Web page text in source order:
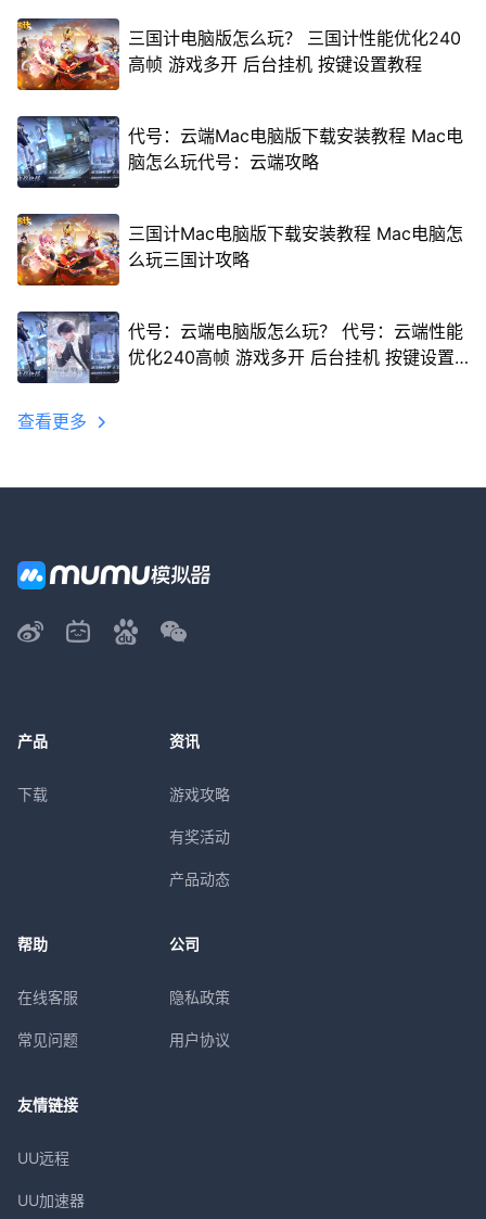
三国计电脑版怎么玩？ 三国计性能优化240
高帧 游戏多开 后台挂机 按键设置教程
代号：云端Mac电脑版下载安装教程 Mac电
脑怎么玩代号：云端攻略
三国计Mac电脑版下载安装教程 Mac电脑怎
么玩三国计攻略
代号：云端电脑版怎么玩？ 代号：云端性能
优化240高帧 游戏多开 后台挂机 按键设置
查看更多
产品
下载
资讯
游戏攻略
有奖活动
产品动态
帮助
在线客服
常见问题
公司
隐私政策
用户协议
友情链接
UU远程
UU加速器